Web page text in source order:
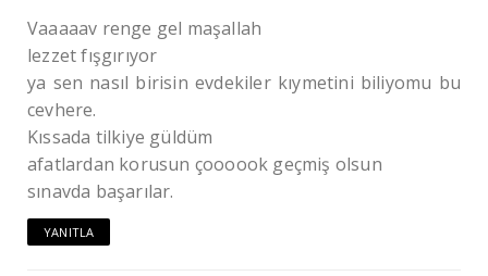
Vaaaaav renge gel maşallah
lezzet fışgırıyor
ya sen nasıl birisin evdekiler kıymetini biliyomu bu
cevhere.
Kıssada tilkiye güldüm
afatlardan korusun çoooook geçmiş olsun
sınavda başarılar.
YANITLA